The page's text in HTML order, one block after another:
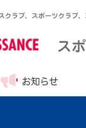
クラブ、スポーツクラブ
ス
お知らせ